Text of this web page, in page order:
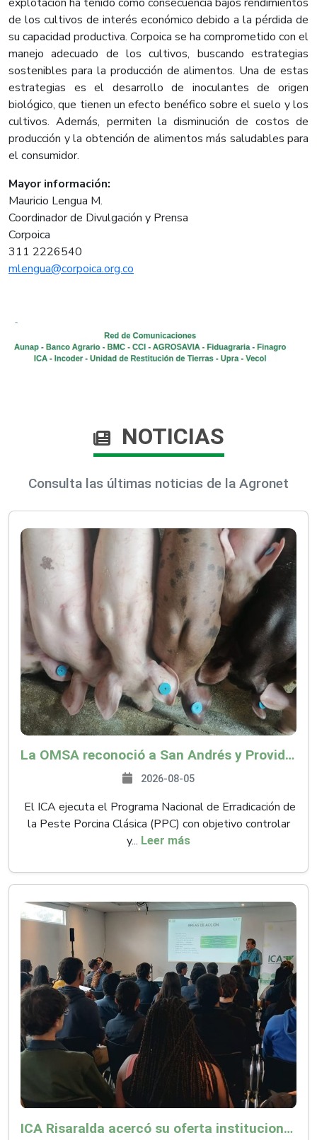
de los cultivos de interés económico debido a la pérdida de
su capacidad productiva. Corpoica se ha comprometido con el
manejo adecuado de los cultivos, buscando estrategias
sostenibles para la producción de alimentos. Una de estas
estrategias es el desarrollo de inoculantes de origen
biológico, que tienen un efecto benéfico sobre el suelo y los
cultivos. Además, permiten la disminución de costos de
producción y la obtención de alimentos más saludables para
el consumidor.
Mayor información:
Mauricio Lengua M.
Coordinador de Divulgación y Prensa
Corpoica
311 2226540
mlengua@corpoica.org.co
NOTICIAS
Consulta las últimas noticias de la Agronet
La OMSA reconoció a San Andrés y Providencia como zona libre de Peste Porcina Clásica (PPC)
2026-08-05
El ICA ejecuta el Programa Nacional de Erradicación de
la Peste Porcina Clásica (PPC) con objetivo controlar
y... Leer más
ICA Risaralda acercó su oferta institucional a productores y emprendedores en Expocamello